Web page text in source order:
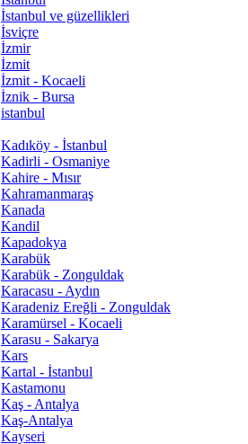
İstanbul ve güzellikleri
İsviçre
İzmir
İzmit
İzmit - Kocaeli
İznik - Bursa
istanbul
Kadıköy - İstanbul
Kadirli - Osmaniye
Kahire - Mısır
Kahramanmaraş
Kanada
Kandil
Kapadokya
Karabük
Karabük - Zonguldak
Karacasu - Aydın
Karadeniz Ereğli - Zonguldak
Karamürsel - Kocaeli
Karasu - Sakarya
Kars
Kartal - İstanbul
Kastamonu
Kaş - Antalya
Kaş-Antalya
Kayseri